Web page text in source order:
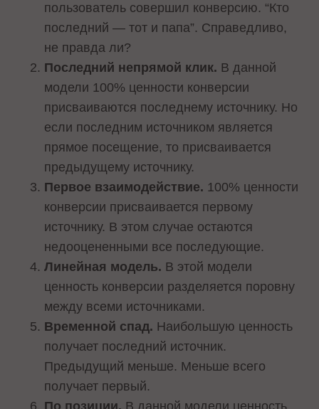
пользователь совершил конверсию. “Кто
последний — тот и папа”. Справедливо,
не правда ли?
Последний непрямой клик. В данной
модели 100% ценности конверсии
присваиваются последнему источнику. Но
если последним источником является
прямое посещение, то присваивается
предыдущему источнику.
Первое взаимодействие. 100% ценности
конверсии присваивается первому
источнику. В этом случае остаются
недооцененными все последующие.
Линейная модель. В этой модели
ценность конверсии разделяется поровну
между всеми источниками.
Временной спад. Наибольшую ценность
получает последний источник.
Предыдущий меньше. Меньше всего
получает первый.